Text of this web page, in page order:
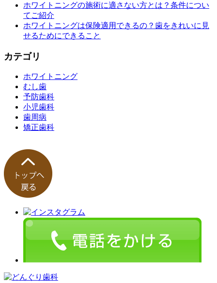
ホワイトニングの施術に適さない方とは？条件につい
てご紹介
ホワイトニングは保険適用できるの？歯をきれいに見
せるためにできること
カテゴリ
ホワイトニング
むし歯
予防歯科
小児歯科
歯周病
矯正歯科